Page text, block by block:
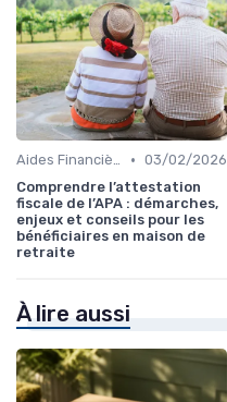
Aides Financières et Subventions • 03/02/2026
Comprendre l’attestation
fiscale de l’APA : démarches,
enjeux et conseils pour les
bénéficiaires en maison de
retraite
À lire aussi